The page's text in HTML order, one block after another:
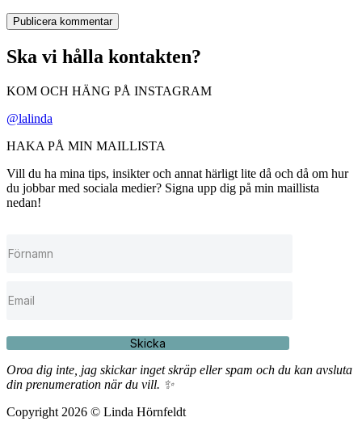
Ska vi hålla kontakten?
KOM OCH HÄNG PÅ INSTAGRAM
@lalinda
HAKA PÅ MIN MAILLISTA
Vill du ha mina tips, insikter och annat härligt lite då och då om hur
du jobbar med sociala medier? Signa upp dig på min maillista
nedan!
Skicka
Oroa dig inte, jag skickar inget skräp eller spam och du kan avsluta
din prenumeration när du vill. ✨
Copyright 2026 © Linda Hörnfeldt